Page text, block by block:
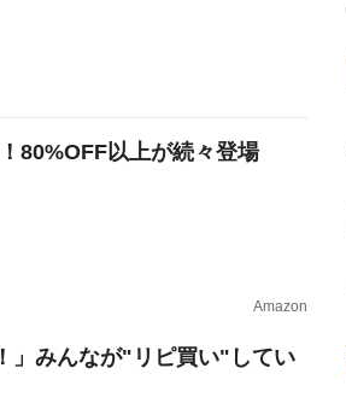
80%OFF以上が続々登場
Amazon
」みんなが"リピ買い"してい